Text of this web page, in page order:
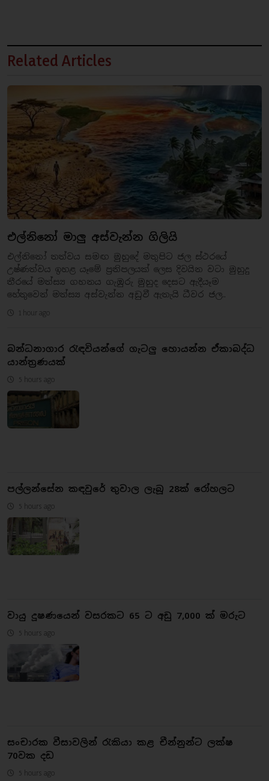
Related Articles
එල්නිනෝ මාලු අස්වැන්න ගිලියි
එල්නිනෝ තත්වය සමඟ මුහුදේ මතුපිට ජල ස්ථරයේ
උෂ්ණත්වය ඉහළ යෑමේ ප්‍රතිපලයක් ලෙස දිවයින වටා මුහුදු
තීරයේ මත්ස්‍ය ගහනය ගැඹුරු මුහුද දෙසට ඇදීයෑම
හේතුවෙන් මත්ස්‍ය අස්වැන්න අඩුවී ඇතැයි ධීවර ජල..
1 hour ago
බන්ධනාගාර රැඳවියන්ගේ ගැටලු හොයන්න ඒකාබද්ධ
යාන්ත්‍රණයක්
5 hours ago
පල්ලන්සේන කඳවුරේ තුවාල ලැබූ 28ක් රෝහලට
5 hours ago
වායු දූෂණයෙන් වසරකට 65 ට අඩු 7,000 ක් මරුට
5 hours ago
සංචාරක වීසාවලින් රැකියා කළ චීන්නුන්ට ලක්ෂ
70වක දඩ
5 hours ago